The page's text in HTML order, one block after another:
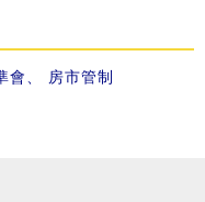
會、 房市管制